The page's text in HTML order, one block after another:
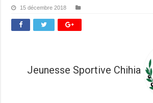
15 décembre 2018
Jeunesse Sportive Chihia